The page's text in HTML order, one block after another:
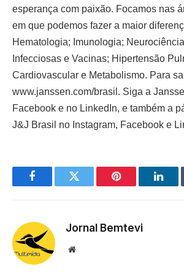
esperança com paixão. Focamos nas
em que podemos fazer a maior
Hematologia; Imunologia;
Infecciosas e Vacinas; Hipertensão
Cardiovascular e Metabolismo. Para
www.janssen.com/brasil. Siga a
Facebook e no LinkedIn, e também a
J&J Brasil no Instagram, Facebook e
FacebookTwitter Pinterest
Jornal Bemtevi
Website